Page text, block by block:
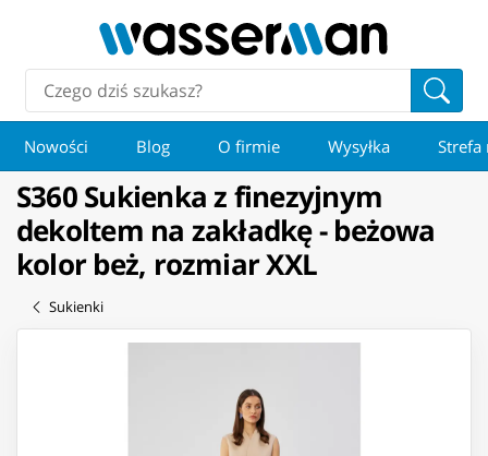
Nowości Blog O firmie Wysyłka Strefa
S360 Sukienka z finezyjnym
dekoltem na zakładkę - beżowa
kolor beż, rozmiar XXL
Sukienki